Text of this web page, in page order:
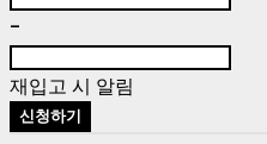
-
재입고 시 알림
신청하기